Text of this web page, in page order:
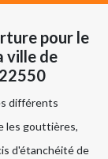
pour le
ville de
différents
les gouttières,
d'étanchéité de